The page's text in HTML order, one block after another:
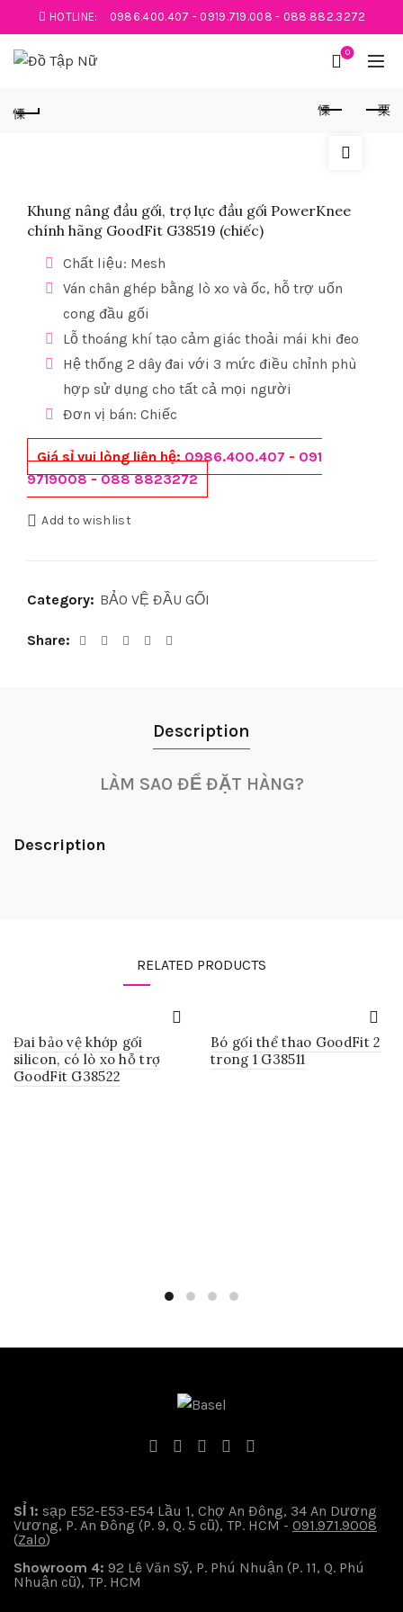
HOTLINE: 0986.400.407 - 0919.719.008 - 088.882.3272
0
Khung nâng đầu gối, trợ lực đầu gối PowerKnee
chính hãng GoodFit G38519 (chiếc)
Chất liệu: Mesh
Ván chân ghép bằng lò xo và ốc, hỗ trợ uốn
cong đầu gối
Lỗ thoáng khí tạo cảm giác thoải mái khi đeo
Hệ thống 2 dây đai với 3 mức điều chỉnh phù
hợp sử dụng cho tất cả mọi người
Đơn vị bán: Chiếc
Giá sỉ vui lòng liên hệ:0986.400.407 - 091
9719008-088 8823272
Add to wishlist
Category: BẢO VỆ ĐẦU GỐI
Share
Description
LÀM SAO ĐỂ ĐẶT HÀNG?
Description
RELATED PRODUCTS
Đai bảo vệ khớp gối
silicon, có lò xo hỗ trợ
GoodFit G38522
Bó gối thể thao GoodFit 2
trong 1 G38511
SỈ 1: sạp E52-E53-E54 Lầu 1, Chợ An Đông, 34 An Dương
Vương, P. An Đông (P. 9, Q. 5 cũ), TP. HCM - 091.971.9008
(Zalo)
Showroom 4: 92 Lê Văn Sỹ, P. Phú Nhuận (P. 11, Q. Phú
Nhuận cũ), TP. HCM